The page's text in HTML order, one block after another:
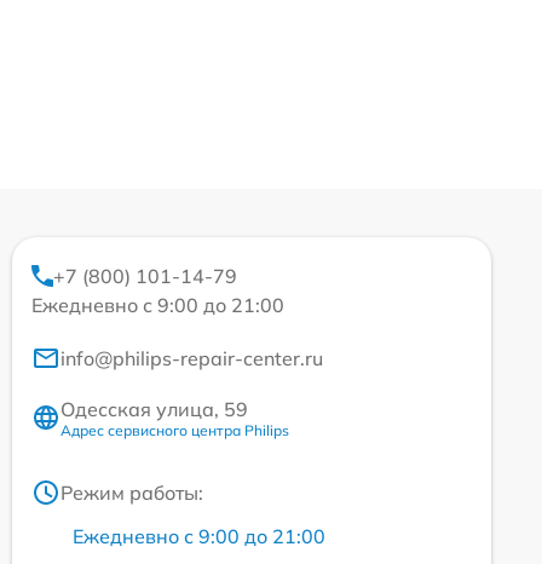
+7 (800) 101-14-79
Ежедневно с 9:00 до 21:00
info@philips-repair-center.ru
Одесская улица, 59
Адрес сервисного центра Philips
Режим работы:
Ежедневно с 9:00 до 21:00